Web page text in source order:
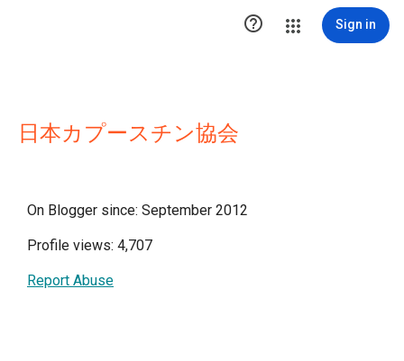
 Sign in
日本カプースチン協会
On Blogger since: September 2012
Profile views: 4,707
Report Abuse